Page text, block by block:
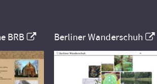
BRB Berliner Wanderschuh